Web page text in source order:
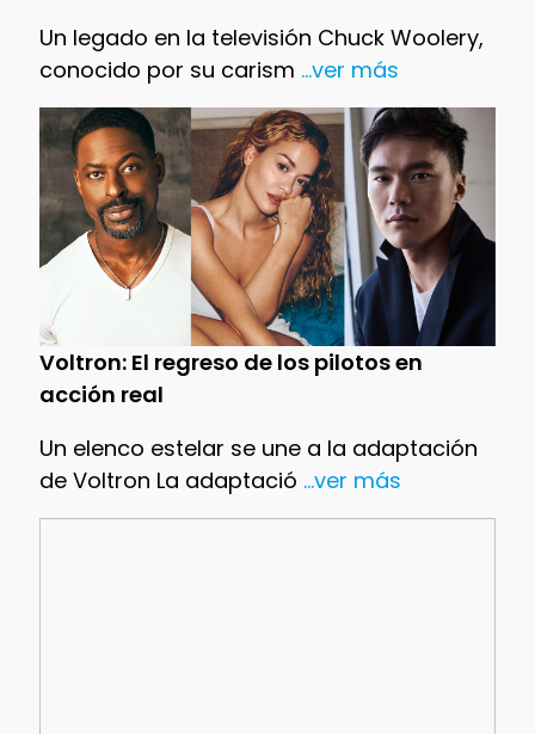
Un legado en la televisión Chuck Woolery,
conocido por su carism ...ver más
Voltron: El regreso de los pilotos en
acción real
Un elenco estelar se une a la adaptación
de Voltron La adaptació ...ver más